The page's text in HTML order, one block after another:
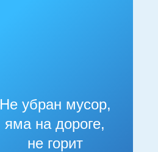
Не убран мусор,
яма на дороге,
не горит